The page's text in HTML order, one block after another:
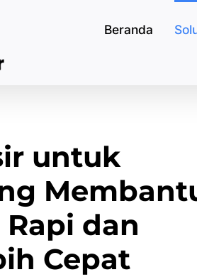
Beranda
untuk
dan
Cepat